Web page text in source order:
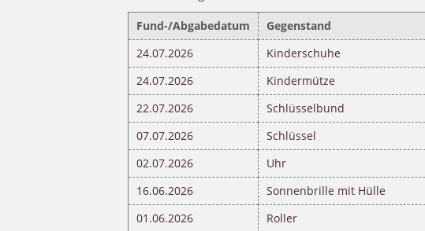
Fund-/Abgabedatum
Gegenstand
24.07.2026
Kinderschuhe
24.07.2026
Kindermütze
22.07.2026
Schlüsselbund
07.07.2026
Schlüssel
02.07.2026
Uhr
16.06.2026
Sonnenbrille mit Hülle
01.06.2026
Roller